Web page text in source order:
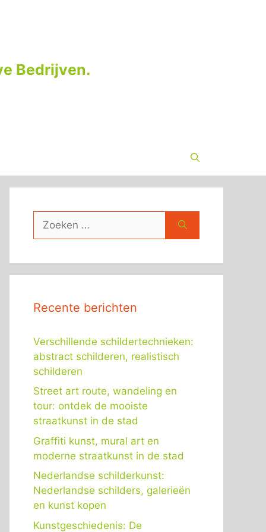
Bedrijven.
naar:
Recente berichten
Verschillende schildertechnieken:
abstract schilderen, realistisch
schilderen
Street art route, wandeling en
tour: ontdek de mooiste
straatkunst in de stad
Graffiti kunst, mural art en
moderne straatkunst in de stad
Nederlandse schilderkunst:
Nederlandse schilders, galerieën
en kunst kopen
Kunstgeschiedenis: De